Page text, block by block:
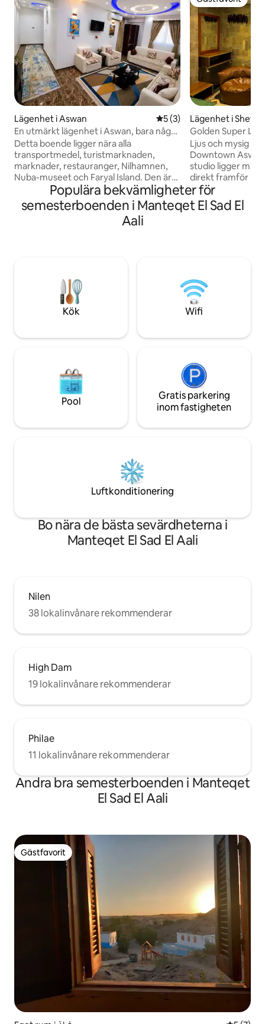
Lägenhet i Aswan 5 av 5 i genomsnittligt
5 (3)
En utmärkt lägenhet i Aswan, bara några
steg från Nilen
Detta boende ligger nära alla
transportmedel, turistmarknaden,
marknader, restauranger, Nilhamnen,
Nuba-museet och Faryal Island. Den är
mycket lämplig för familjer. Det ligger i
centrum av Aswan. Lägenheten har allt
familjen behöver hemma. Det är ett
rymligt och rent hus med ett kök med
vattenvärmare, en vattenkokare, en spis
med en ugn, sommar- och vintermöbler,
stående fläktar och möbler på golvet.
Den är mycket ren.
Gästfavorit
Lägenhet i
hah
Golden Super
Ljus och mysig
Downtown
studio ligger mitt
direkt framför El
erbjuder en unik
soluppgång och
behandling för
arbete,
Populära bekvämligheter för
semesterboenden i Manteqet El Sad El
Aali
Kök Wifi
Pool
Gratis parkering
inom fastigheten
Luftkonditionering
Bo nära de bästa sevärdheterna i
Manteqet El Sad El Aali
Nilen
38 lokalinvånare rekommenderar
High Dam
19 lokalinvånare rekommenderar
Philae
11 lokalinvånare rekommenderar
Andra bra semesterboenden i Manteqet
El Sad El Aali
Gästfavorit
Gästfavorit